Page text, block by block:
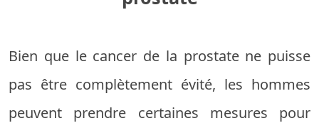
Bien que le cancer de la prostate ne puisse
pas être complètement évité, les hommes
peuvent prendre certaines mesures pour